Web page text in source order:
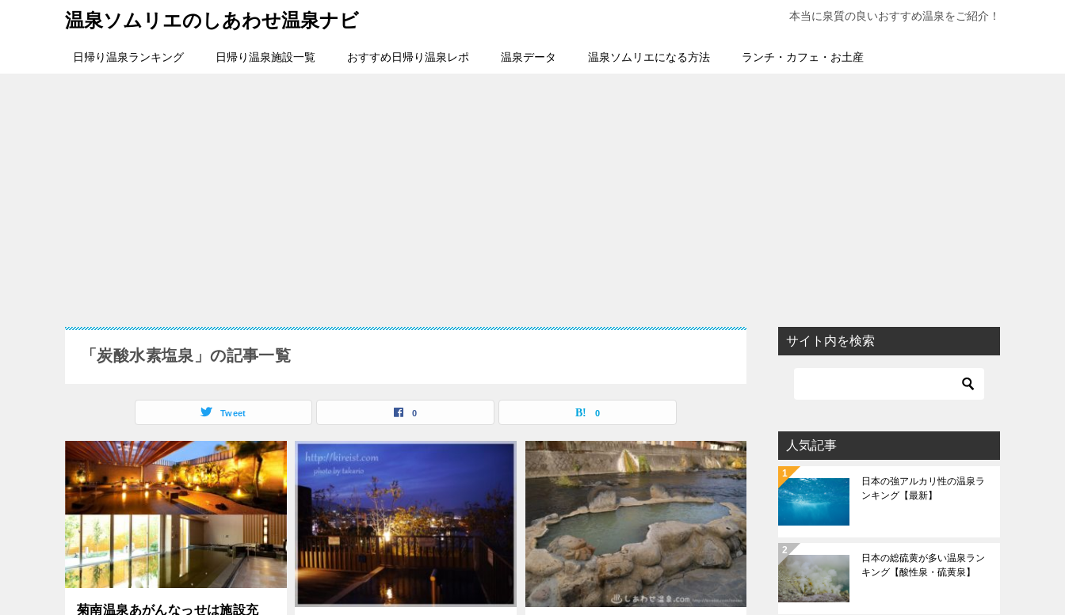
温泉ソムリエのしあわせ温泉ナビ 本当に泉質の良いおすすめ温泉をご紹介！
日帰り温泉ランキング 日帰り温泉施設一覧 おすすめ日帰り温泉レポ 温泉データ 温泉ソムリエになる方法 ランチ・カフェ・お土産
「炭酸水素塩泉」の記事一覧
Tweet 0 0
菊南温泉あがんなっせは施設充
サイト内を検索
人気記事
日本の強アルカリ性の温泉ラ
ンキング【最新】
日本の総硫黄が多い温泉ラン
キング【酸性泉・硫黄泉】